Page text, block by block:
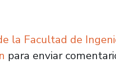
la Facultad de
de innovación y
para enviar